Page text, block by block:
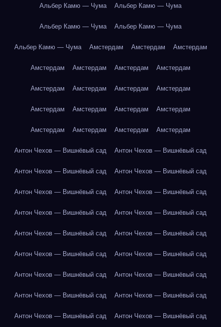
Альбер Камю — Чума Альбер Камю — Чума
Альбер Камю — Чума Альбер Камю — Чума
Альбер Камю — Чума Амстердам Амстердам Амстердам
Амстердам Амстердам Амстердам Амстердам
Амстердам Амстердам Амстердам Амстердам
Амстердам Амстердам Амстердам Амстердам
Амстердам Амстердам Амстердам Амстердам
Антон Чехов — Вишнёвый сад Антон Чехов — Вишнёвый сад
Антон Чехов — Вишнёвый сад Антон Чехов — Вишнёвый сад
Антон Чехов — Вишнёвый сад Антон Чехов — Вишнёвый сад
Антон Чехов — Вишнёвый сад Антон Чехов — Вишнёвый сад
Антон Чехов — Вишнёвый сад Антон Чехов — Вишнёвый сад
Антон Чехов — Вишнёвый сад Антон Чехов — Вишнёвый сад
Антон Чехов — Вишнёвый сад Антон Чехов — Вишнёвый сад
Антон Чехов — Вишнёвый сад Антон Чехов — Вишнёвый сад
Антон Чехов — Вишнёвый сад Антон Чехов — Вишнёвый сад